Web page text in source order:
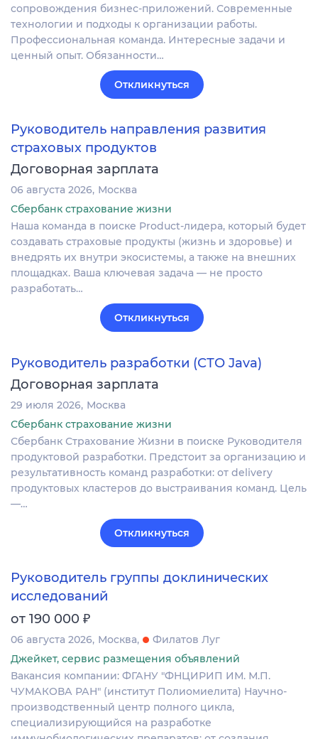
сопровождения бизнес-приложений. Современные
технологии и подходы к организации работы.
Профессиональная команда. Интересные задачи и
ценный опыт. Обязанности…
Откликнуться
Руководитель направления развития
страховых продуктов
Договорная зарплата
06 августа 2026 Москва
Сбербанк страхование жизни
Наша команда в поиске Product-лидера, который будет
создавать страховые продукты (жизнь и здоровье) и
внедрять их внутри экосистемы, а также на внешних
площадках. Ваша ключевая задача — не просто
разработать…
Откликнуться
Руководитель разработки (СТО Java)
Договорная зарплата
29 июля 2026 Москва
Сбербанк страхование жизни
Сбербанк Страхование Жизни в поиске Руководителя
продуктовой разработки. Предстоит за организацию и
результативность команд разработки: от delivery
продуктовых кластеров до выстраивания команд. Цель
—…
Откликнуться
Руководитель группы доклинических
исследований
от 190 000 ₽
06 августа 2026 Москва
Филатов Луг
Джейкет, сервис размещения объявлений
Вакансия компании: ФГАНУ "ФНЦИРИП ИМ. М.П.
ЧУМАКОВА РАН" (институт Полиомиелита) Научно-
производственный центр полного цикла,
специализирующийся на разработке